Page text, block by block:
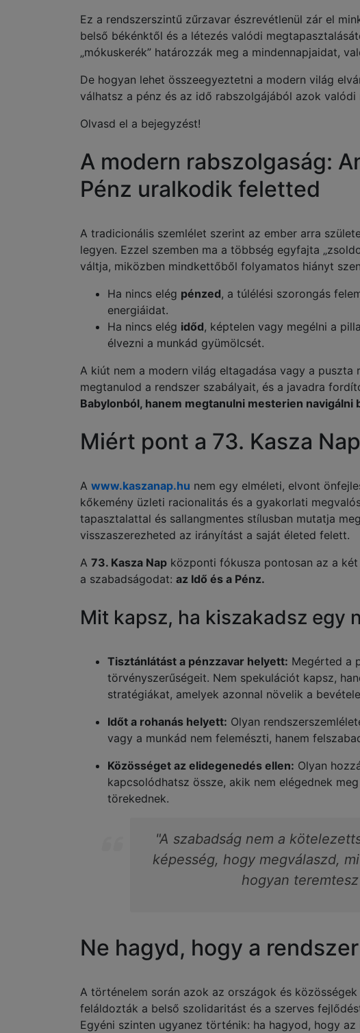
Ez a rendszerszintű zűrzavar észrevétlenül zár el
belső békénktől és a létezés valódi
„mókuskerék” határozzák meg a mindennapjaidat,
De hogyan lehet összeegyeztetni a modern világ
válhatsz a pénz és az idő rabszolgájából azok valódi
Olvasd el a bejegyzést!
A modern rabszolgaság:
Pénz uralkodik feletted
A tradicionális szemlélet szerint az ember arra
legyen. Ezzel szemben ma a többség egyfajta
váltja, miközben mindkettőből folyamatos hiányt
Ha nincs elég pénzed, a túlélési szorongás
energiáidat.
Ha nincs elég időd, képtelen vagy megélni a
élvezni a munkád gyümölcsét.
A kiút nem a modern világ eltagadása vagy a puszta
megtanulod a rendszer szabályait, és a javadra
Babylonból, hanem megtanulni mesterien navigálni
Miért pont a 73. Kasza
A www.kaszanap.hu nem egy elméleti, elvont
kőkemény üzleti racionalitás és a gyakorlati
tapasztalattal és sallangmentes stílusban mutatja
visszaszerezheted az irányítást a saját életed felett.
A 73. Kasza Nap központi fókusza pontosan az a
a szabadságodat: az Idő és a Pénz.
Mit kapsz, ha kiszakadsz egy
Tisztánlátást a pénzzavar helyett: Megérted a
törvényszerűségeit. Nem spekulációt kapsz,
stratégiákat, amelyek azonnal növelik a
Időt a rohanás helyett: Olyan
vagy a munkád nem felemészti, hanem
Közösséget az elidegenedés ellen: Olyan
kapcsolódhatsz össze, akik nem elégednek
törekednek.
"A szabadság nem a
képesség, hogy megválaszd,
hogyan
Ne hagyd, hogy a
A történelem során azok az országok és
feláldozták a belső szolidaritást és a szerves
Egyéni szinten ugyanez történik: ha hagyod, hogy